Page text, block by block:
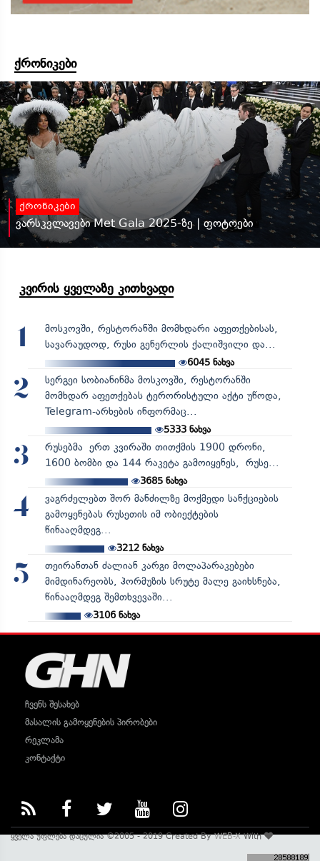
ქრონიკები
ქრონიკები
ვარსკვლავები Met Gala 2025-ზე | ფოტოები
კვირის ყველაზე კითხვადი
1
მოსკოვში, რესტორანში მომხდარი აფეთქებისას,
სავარაუდოდ, რუსი გენერლის ქალიშვილი და...
6045 ნახვა
2
სერგეი სობიანინმა მოსკოვში, რესტორანში
მომხდარ აფეთქებას ტერორისტული აქტი უწოდა,
Telegram-არხების ინფორმაც...
5333ნახვა
3
რუსებმა ერთ კვირაში თითქმის 1900 დრონი,
1600 ბომბი და 144 რაკეტა გამოიყენეს, რუსე...
3685ნახვა
4
ვაგრძელებთ შორ მანძილზე მოქმედი სანქციების
გამოყენებას რუსეთის იმ ობიექტების
წინააღმდეგ...
3212ნახვა
5
თეირანთან ძალიან კარგი მოლაპარაკებები
მიმდინარეობს, ჰორმუზის სრუტე მალე გაიხსნება,
წინააღმდეგ შემთხვევაში...
3106ნახვა
ჩვენს შესახებ
მასალის გამოყენების პირობები
რეკლამა
კონტაქტი
ყველა უფლება დაცულია ©2005 - 2019 Created ByWEB-XWith